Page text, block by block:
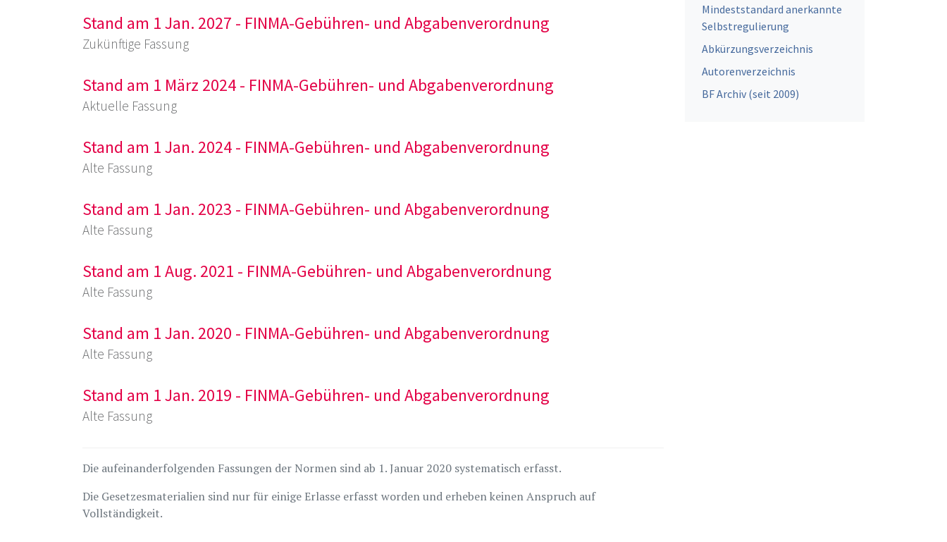
Stand am 1 Jan. 2027 - FINMA-Gebühren- und Abgabenverordnung
Zukünftige Fassung
Stand am 1 März 2024 - FINMA-Gebühren- und Abgabenverordnung
Aktuelle Fassung
Stand am 1 Jan. 2024 - FINMA-Gebühren- und Abgabenverordnung
Alte Fassung
Stand am 1 Jan. 2023 - FINMA-Gebühren- und Abgabenverordnung
Alte Fassung
Stand am 1 Aug. 2021 - FINMA-Gebühren- und Abgabenverordnung
Alte Fassung
Stand am 1 Jan. 2020 - FINMA-Gebühren- und Abgabenverordnung
Alte Fassung
Stand am 1 Jan. 2019 - FINMA-Gebühren- und Abgabenverordnung
Alte Fassung
Die aufeinanderfolgenden Fassungen der Normen sind ab 1. Januar 2020 systematisch erfasst.
Die Gesetzesmaterialien sind nur für einige Erlasse erfasst worden und erheben keinen Anspruch auf
Vollständigkeit.
Mindeststandard anerkannte
Selbstregulierung
Abkürzungsverzeichnis
Autorenverzeichnis
BF Archiv (seit 2009)